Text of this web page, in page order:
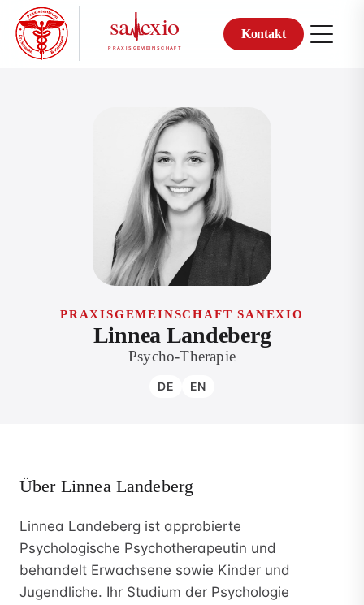
Kontakt
PRAXISGEMEINSCHAFT SANEXIO
Linnea Landeberg
Psycho-Therapie
DE EN
Über Linnea Landeberg
Linnea Landeberg ist approbierte
Psychologische Psychotherapeutin und
behandelt Erwachsene sowie Kinder und
Jugendliche. Ihr Studium der Psychologie